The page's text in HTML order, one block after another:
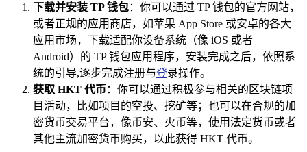
下载并安装 TP 钱包：你可以通过 TP 钱包的官方网站，
或者正规的应用商店，如苹果 App Store 或安卓的各大
应用市场，下载适配你设备系统（像 iOS 或者
Android）的 TP 钱包应用程序，安装完成之后，依照系
统的引导,逐步完成注册与登录操作。
获取 HKT 代币 ：你可以通过积极参与相关的区块链项
目活动，比如项目的空投、挖矿等；也可以在合规的加
密货币交易平台，像币安、火币等，使用法定货币或者
其他主流加密货币购买，以此获得 HKT 代币。